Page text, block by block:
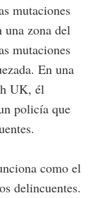
mutaciones
una zona del
mutaciones
En una
UK, él
policía que
como el
delincuentes.